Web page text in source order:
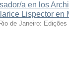
a en los
Lispector en
Rio de Janeiro: